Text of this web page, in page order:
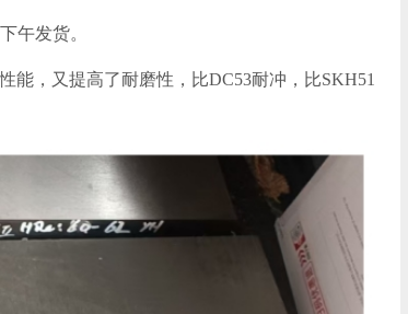
午发货。
能，又提高了耐磨性，比DC53耐冲，比SKH51